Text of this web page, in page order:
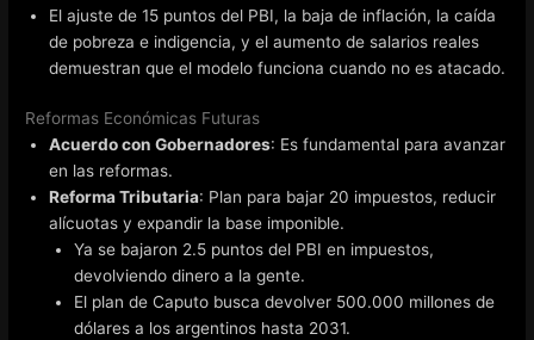
El ajuste de 15 puntos del PBI, la baja de inflación, la caída
de pobreza e indigencia, y el aumento de salarios reales
demuestran que el modelo funciona cuando no es atacado.
Reformas Económicas Futuras
Acuerdo con Gobernadores: Es fundamental para avanzar
en las reformas.
Reforma Tributaria: Plan para bajar 20 impuestos, reducir
alícuotas y expandir la base imponible.
Ya se bajaron 2.5 puntos del PBI en impuestos,
devolviendo dinero a la gente.
El plan de Caputo busca devolver 500.000 millones de
dólares a los argentinos hasta 2031.